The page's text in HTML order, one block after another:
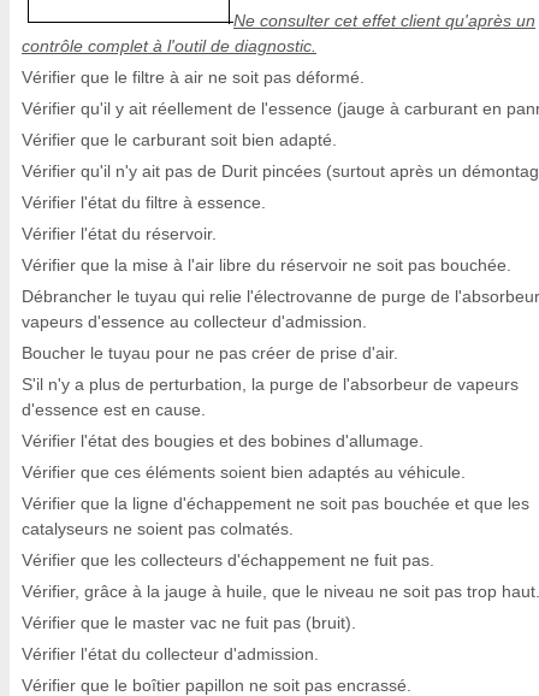
Ne consulter cet effet client qu'après un
contrôle complet à l'outil de diagnostic.
Vérifier que le filtre à air ne soit pas déformé.
Vérifier qu'il y ait réellement de l'essence (jauge à carburant en
Vérifier que le carburant soit bien adapté.
Vérifier qu'il n'y ait pas de Durit pincées (surtout après un
Vérifier l'état du filtre à essence.
Vérifier l'état du réservoir.
Vérifier que la mise à l'air libre du réservoir ne soit pas bouchée.
Débrancher le tuyau qui relie l'électrovanne de purge de
vapeurs d'essence au collecteur d'admission.
Boucher le tuyau pour ne pas créer de prise d'air.
S'il n'y a plus de perturbation, la purge de l'absorbeur de vapeurs
d'essence est en cause.
Vérifier l'état des bougies et des bobines d'allumage.
Vérifier que ces éléments soient bien adaptés au véhicule.
Vérifier que la ligne d'échappement ne soit pas bouchée et que les
catalyseurs ne soient pas colmatés.
Vérifier que les collecteurs d'échappement ne fuit pas.
Vérifier, grâce à la jauge à huile, que le niveau ne soit pas trop haut.
Vérifier que le master vac ne fuit pas (bruit).
Vérifier l'état du collecteur d'admission.
Vérifier que le boîtier papillon ne soit pas encrassé.